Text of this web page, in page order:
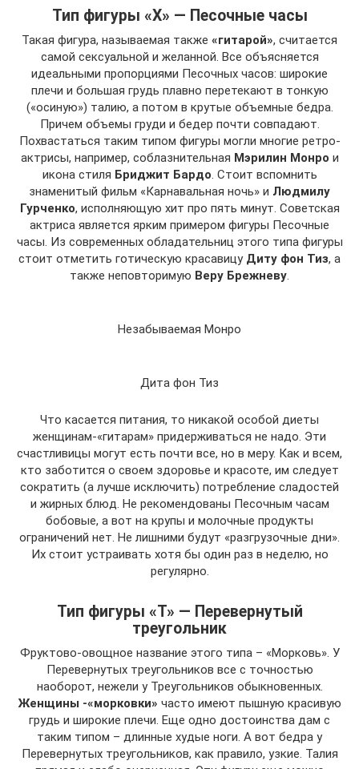
Тип фигуры «Х» — Песочные часы
Такая фигура, называемая также «гитарой», считается
самой сексуальной и желанной. Все объясняется
идеальными пропорциями Песочных часов: широкие
плечи и большая грудь плавно перетекают в тонкую
(«осиную») талию, а потом в крутые объемные бедра.
Причем объемы груди и бедер почти совпадают.
Похвастаться таким типом фигуры могли многие ретро-
актрисы, например, соблазнительная Мэрилин Монро и
икона стиля Бриджит Бардо. Стоит вспомнить
знаменитый фильм «Карнавальная ночь» и Людмилу
Гурченко, исполняющую хит про пять минут. Советская
актриса является ярким примером фигуры Песочные
часы. Из современных обладательниц этого типа фигуры
стоит отметить готическую красавицу Диту фон Тиз, а
также неповторимую Веру Брежневу.
Незабываемая Монро
Дита фон Тиз
Что касается питания, то никакой особой диеты
женщинам-«гитарам» придерживаться не надо. Эти
счастливицы могут есть почти все, но в меру. Как и всем,
кто заботится о своем здоровье и красоте, им следует
сократить (а лучше исключить) потребление сладостей
и жирных блюд. Не рекомендованы Песочным часам
бобовые, а вот на крупы и молочные продукты
ограничений нет. Не лишними будут «разгрузочные дни».
Их стоит устраивать хотя бы один раз в неделю, но
регулярно.
Тип фигуры «Т» — Перевернутый
треугольник
Фруктово-овощное название этого типа – «Морковь». У
Перевернутых треугольников все с точностью
наоборот, нежели у Треугольников обыкновенных.
Женщины -«морковки» часто имеют пышную красивую
грудь и широкие плечи. Еще одно достоинства дам с
таким типом – длинные худые ноги. А вот бедра у
Перевернутых треугольников, как правило, узкие. Талия